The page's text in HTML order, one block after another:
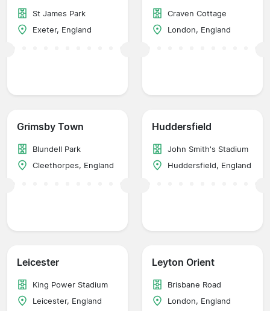
St James Park
Exeter, England
Craven Cottage
London, England
Grimsby Town
Blundell Park
Cleethorpes, England
Huddersfield
John Smith's Stadium
Huddersfield, England
Leicester
King Power Stadium
Leicester, England
Leyton Orient
Brisbane Road
London, England